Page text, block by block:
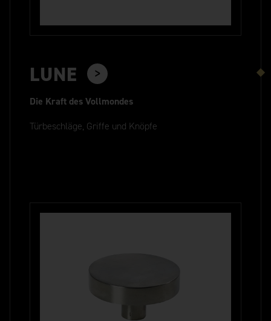
LUNE
Die Kraft des Vollmondes
Türbeschläge, Griffe und Knöpfe